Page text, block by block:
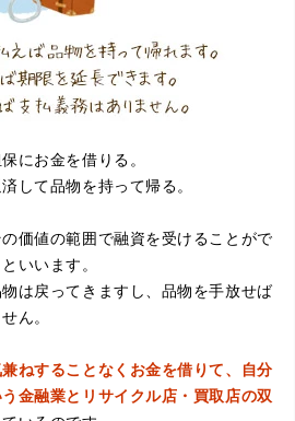
の時からとても感じが良くて来店
ました。ありがとうございまし
にお金を借りる。
して品物を持って帰る。
価値の範囲で融資を受けることがで
といいます。
は戻ってきますし、品物を手放せば
ん。
兼ねすることなくお金を借りて、自分
金融業とリサイクル店・買取店の双